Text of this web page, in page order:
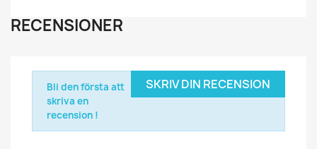
RECENSIONER
SKRIV DIN RECENSION
Bli den första att
skriva en
recension !